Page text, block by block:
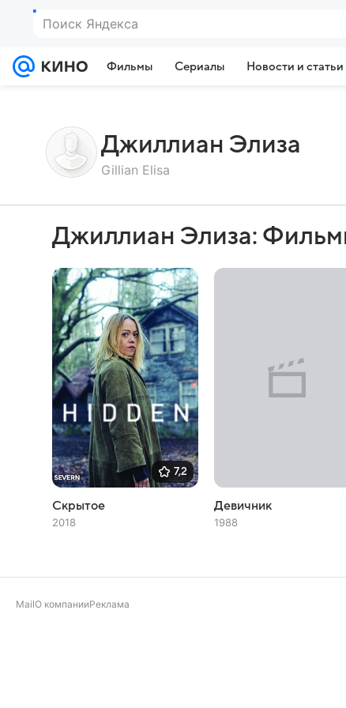
Поиск Яндекса
Фильмы Сериалы Новости и статьи
Джиллиан Элиза
Gillian Elisa
Джиллиан Элиза:
7,2
Скрытое
2018
Девичник
1988
MailО компанииРеклама